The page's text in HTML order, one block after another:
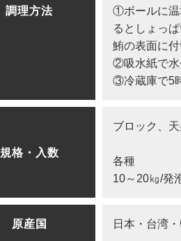
調理方法
①ボールに温
るとしょっ
鮪の表面に
②吸水紙で水
③冷蔵庫で5
規格・入数
ブロック、
各種
10～20㎏/発
原産国 日本・台湾